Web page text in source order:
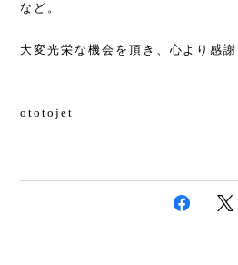
など。
大変光栄な機会を頂き、心より感謝
ototojet